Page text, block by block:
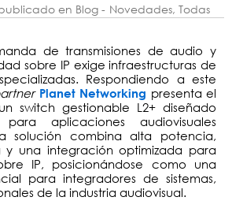
en Blog - Novedades, Todas
de transmisiones de audio y
sobre IP exige infraestructuras de
Respondiendo a este
Planet Networking presenta el
switch gestionable L2+ diseñado
para aplicaciones audiovisuales
solución combina alta potencia,
y una integración optimizada para
IP, posicionándose como una
para integradores de sistemas,
de la industria audiovisual.